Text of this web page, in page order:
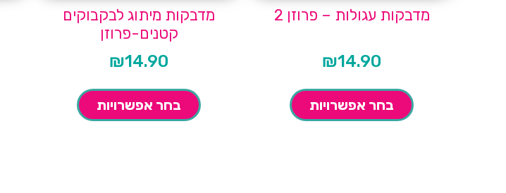
מדבקות עגולות – פרוזן 2
₪14.90
בחר אפשרויות
מדבקות מיתוג לבקבוקים
קטנים-פרוזן
₪14.90
בחר אפשרויות